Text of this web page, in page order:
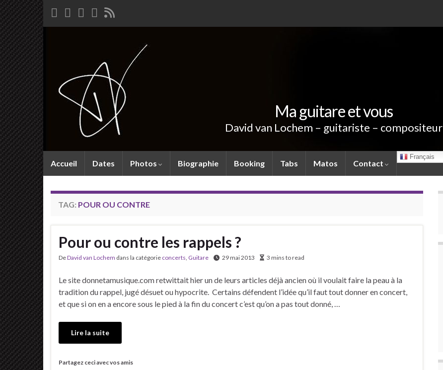
Ma guitare et vous
David van Lochem – guitariste – compositeur
Accueil Dates Photos Biographie Booking Tabs Matos Contact
Français
TAG: POUR OU CONTRE
Pour ou contre les rappels ?
DeDavid van Lochem dans la catégorie concerts, Guitare 29 mai 2013 3 mins to read
Le site donnetamusique.com retwittait hier un de leurs articles déjà ancien où il voulait faire la peau à la
tradition du rappel, jugé désuet ou hypocrite. Certains défendent l’idée qu’il faut tout donner en concert,
et que si on en a encore sous le pied à la fin du concert c’est qu’on a pas tout donné, …
Lire la suite
Partagez ceci avec vos amis